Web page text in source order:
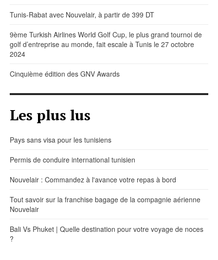
Tunis-Rabat avec Nouvelair, à partir de 399 DT
9ème Turkish Airlines World Golf Cup, le plus grand tournoi de
golf d’entreprise au monde, fait escale à Tunis le 27 octobre
2024
Cinquième édition des GNV Awards
Les plus lus
Pays sans visa pour les tunisiens
Permis de conduire international tunisien
Nouvelair : Commandez à l'avance votre repas à bord
Tout savoir sur la franchise bagage de la compagnie aérienne
Nouvelair
Bali Vs Phuket | Quelle destination pour votre voyage de noces
?